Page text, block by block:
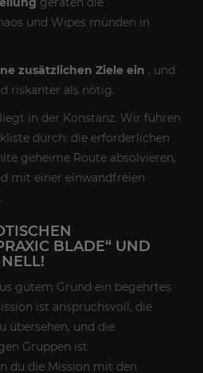
und Wipes münden in
zusätzlichen Ziele ein , und
riskanter als nötig.
in der Konstanz. Wir führen
durch: die erforderlichen
geheime Route absolvieren,
mit einer einwandfreien
BLADE“ UND
gutem Grund ein begehrtes
ist anspruchsvoll, die
übersehen, und die
Gruppen ist
du die Mission mit den